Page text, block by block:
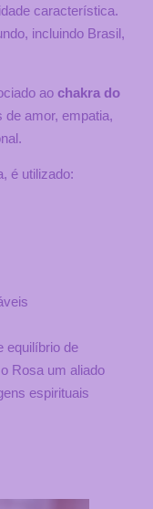
característica.
incluindo Brasil,
ao chakra do
de amor, empatia,
é utilizado:
equilíbrio de
Rosa um aliado
espirituais